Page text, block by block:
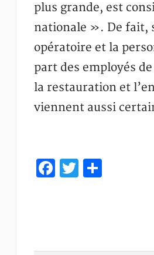
plus grande, est
nationale ». De fait,
opératoire et la
part des employés
la restauration et
viennent aussi
Facebook
Twitter
Share